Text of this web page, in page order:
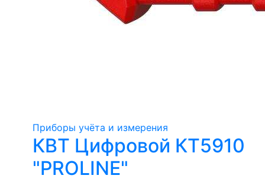
Приборы учёта и измерения
КВТ Цифровой КТ5910
"PROLINE"